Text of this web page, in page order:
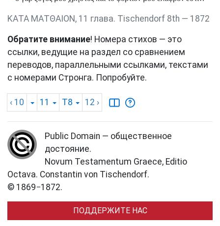
ΚΑΤΑ ΜΑΤΘΑΙΟΝ, 11 глава. Tischendorf 8th — 1872
Обратите внимание! Номера стихов — это
ссылки, ведущие на раздел со сравнением
переводов, параллельными ссылками, текстами
с номерами Стронга. Попробуйте.
‹ 10 11 T8 12 ›
Public Domain — общественное
достояние.
Novum Testamentum Graece, Editio
Octava. Constantin von Tischendorf.
© 1869−1872.
ПОДДЕРЖИТЕ НАС